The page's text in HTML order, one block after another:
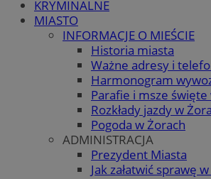
KRYMINALNE
MIASTO
INFORMACJE O MIEŚCIE
Historia miasta
Ważne adresy i
Harmonogram
Parafie i msze święte
Rozkłady jazdy w
Pogoda w Żorach
ADMINISTRACJA
Prezydent Miasta
Jak załatwić sprawę